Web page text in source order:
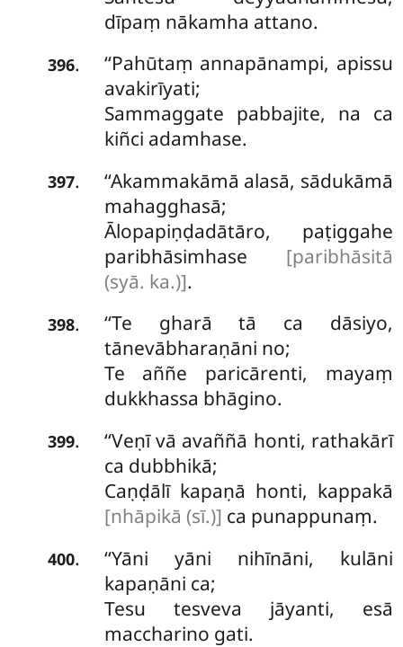
dīpaṃ nākamha attano.
396. ‘‘Pahūtaṃ annapānampi, apissu
avakirīyati;
Sammaggate pabbajite, na ca
kiñci adamhase.
397. ‘‘Akammakāmā alasā, sādukāmā
mahagghasā;
Ālopapiṇḍadātāro, paṭiggahe
paribhāsimhase [paribhāsitā
(syā. ka.)].
398. ‘‘Te gharā tā ca dāsiyo,
tānevābharaṇāni no;
Te aññe paricārenti, mayaṃ
dukkhassa bhāgino.
399.
‘‘Veṇī vā avaññā honti, rathakārī
ca dubbhikā;
Caṇḍālī kapaṇā honti, kappakā
[nhāpikā (sī.)] ca punappunaṃ.
400.
‘‘Yāni yāni nihīnāni, kulāni
kapaṇāni ca;
Tesu tesveva jāyanti, esā
maccharino gati.